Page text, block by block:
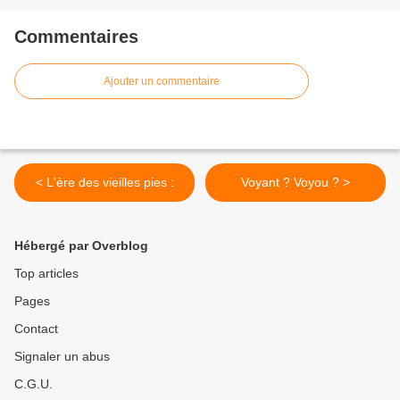
Commentaires
Ajouter un commentaire
< L'ère des vieilles pies : Voyant ? Voyou ? >
Hébergé par Overblog
Top articles
Pages
Contact
Signaler un abus
C.G.U.